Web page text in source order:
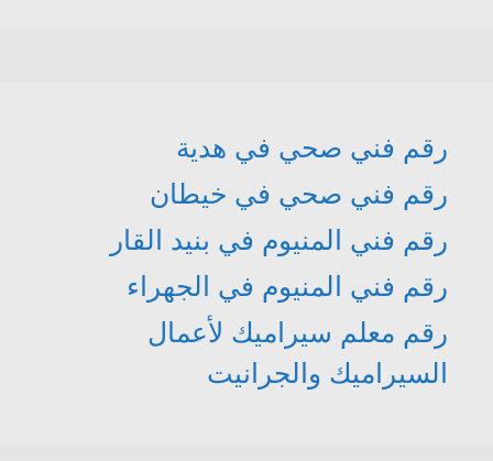
رقم فني صحي في هدية
رقم فني صحي في خيطان
رقم فني المنيوم في بنيد القار
رقم فني المنيوم في الجهراء
رقم معلم سيراميك لأعمال
السيراميك والجرانيت